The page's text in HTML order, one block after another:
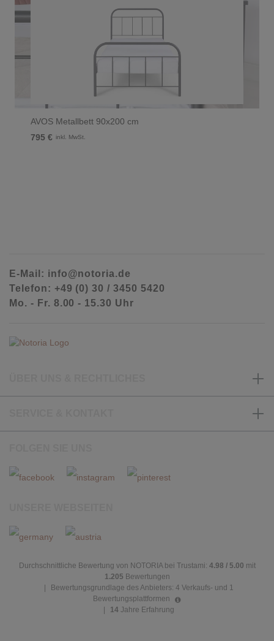
AVOS Metallbett 90x200 cm
795 € inkl. MwSt.
E-Mail: info@notoria.de
Telefon: +49 (0) 30 / 3450 5420
Mo. - Fr. 8.00 - 15.30 Uhr
Durchschnittliche Bewertung von NOTORIA bei Trustami: 4.98 / 5.00 mit
1.205 Bewertungen
Bewertungsgrundlage des Anbieters: 4 Verkaufs- und 1
Bewertungsplattformen
14 Jahre Erfahrung